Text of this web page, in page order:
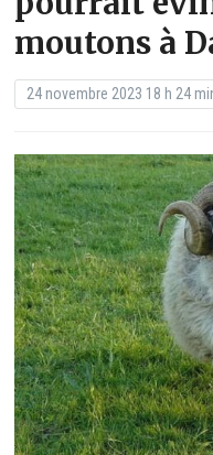
moutons à
24 novembre 2023 18 h 24